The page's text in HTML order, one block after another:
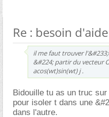
Re : besoin
il me faut trouver
&#224; partir du vecteur
acos(wt)sin(wt) j .
Bidouille tu as un truc sur
pour isoler t dans une
dans l'autre.